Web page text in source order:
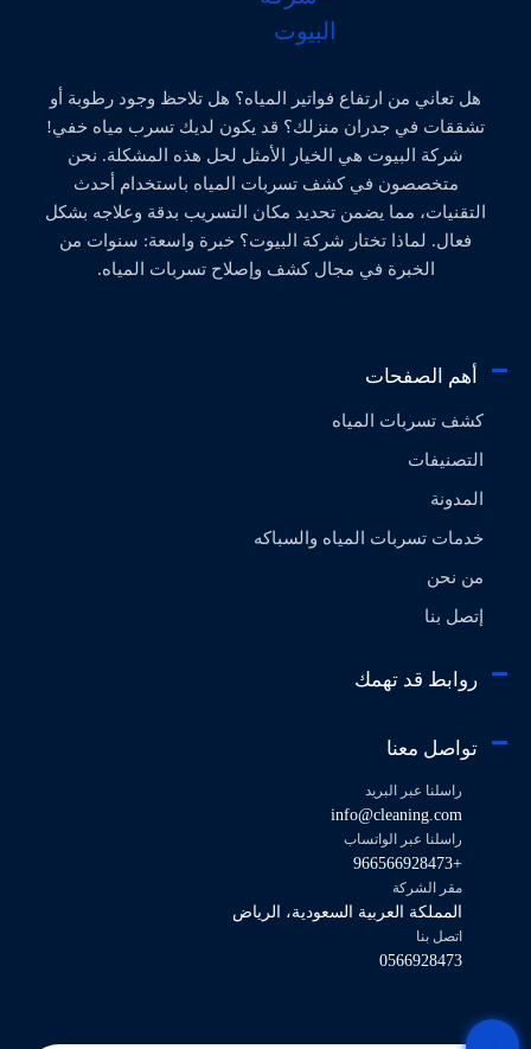
هل تعاني من ارتفاع فواتير المياه؟ هل تلاحظ وجود رطوبة أو
تشققات في جدران منزلك؟ قد يكون لديك تسرب مياه خفي!
شركة البيوت هي الخيار الأمثل لحل هذه المشكلة. نحن
متخصصون في كشف تسربات المياه باستخدام أحدث
التقنيات، مما يضمن تحديد مكان التسريب بدقة وعلاجه بشكل
فعال. لماذا تختار شركة البيوت؟ خبرة واسعة: سنوات من
الخبرة في مجال كشف وإصلاح تسربات المياه.
أهم الصفحات
كشف تسربات المياه
التصنيفات
المدونة
خدمات تسربات المياه والسباكه
من نحن
إتصل بنا
روابط قد تهمك
تواصل معنا
راسلنا عبر البريد
info@cleaning.com
راسلنا عبر الواتساب
+966566928473
مقر الشركة
المملكة العربية السعودية، الرياض
اتصل بنا
0566928473